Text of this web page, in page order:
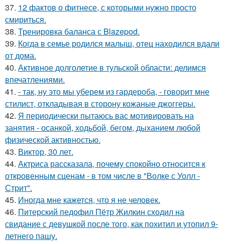
37. 12 фактов о фитнесе, с которыми нужно просто
смириться.
38. Тренировка баланса с Blazepod.
39. Когда в семье родился малыш, отец находился вдали
от дома.
40. Активное долголетие в тульской области: делимся
впечатлениями.
41. - так, ну это мы уберем из гардероба, - говорит мне
стилист, откладывая в сторону кожаные джоггеры.
42. Я периодически пытаюсь вас мотивировать на
занятия - осанкой, ходьбой, бегом, дыханием любой
физической активностью.
43. Виктор, 30 лет.
44. Актриса рассказала, почему спокойно относится к
откровенным сценам - в том числе в "Волке с Уолл -
Стрит".
45. Иногда мне кажется, что я не человек.
46. Питерский педофил Пётр Жилкин сходил на
свидание с девушкой после того, как похитил и утопил 9-
летнего пашу.